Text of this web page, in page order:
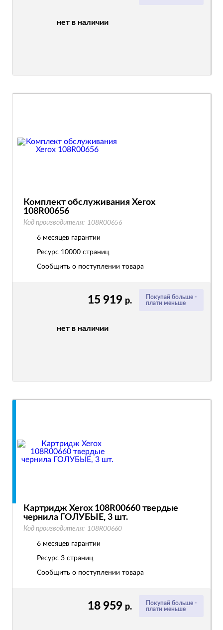
нет в наличии
Покупай больше -
плати меньше
15 919 р.
нет в наличии
Комплект обслуживания Xerox
108R00656
Код производителя: 108R00656
6 месяцев гарантии
Ресурс 10000 страниц
Сообщить о поступлении товара
Покупай больше -
плати меньше
18 959 р.
Картридж Xerox 108R00660 твердые
чернила ГОЛУБЫЕ, 3 шт.
Код производителя: 108R00660
6 месяцев гарантии
Ресурс 3 страниц
Сообщить о поступлении товара